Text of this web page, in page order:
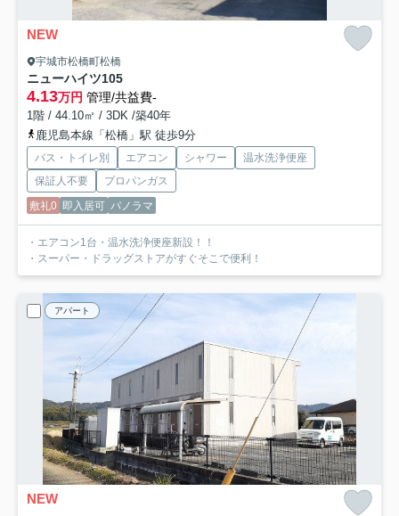
NEW
宇城市松橋町松橋
ニューハイツ105
4.13万円 管理/共益費-
1階 / 44.10㎡ / 3DK /築40年
鹿児島本線「松橋」駅 徒歩9分
バス・トイレ別 エアコン シャワー
温水洗浄便座
保証人不要
プロパンガス
敷礼0 即入居可 パノラマ
・エアコン1台・温水洗浄便座新設！！
・スーパー・ドラッグストアがすぐそこで便利！
アパート
NEW